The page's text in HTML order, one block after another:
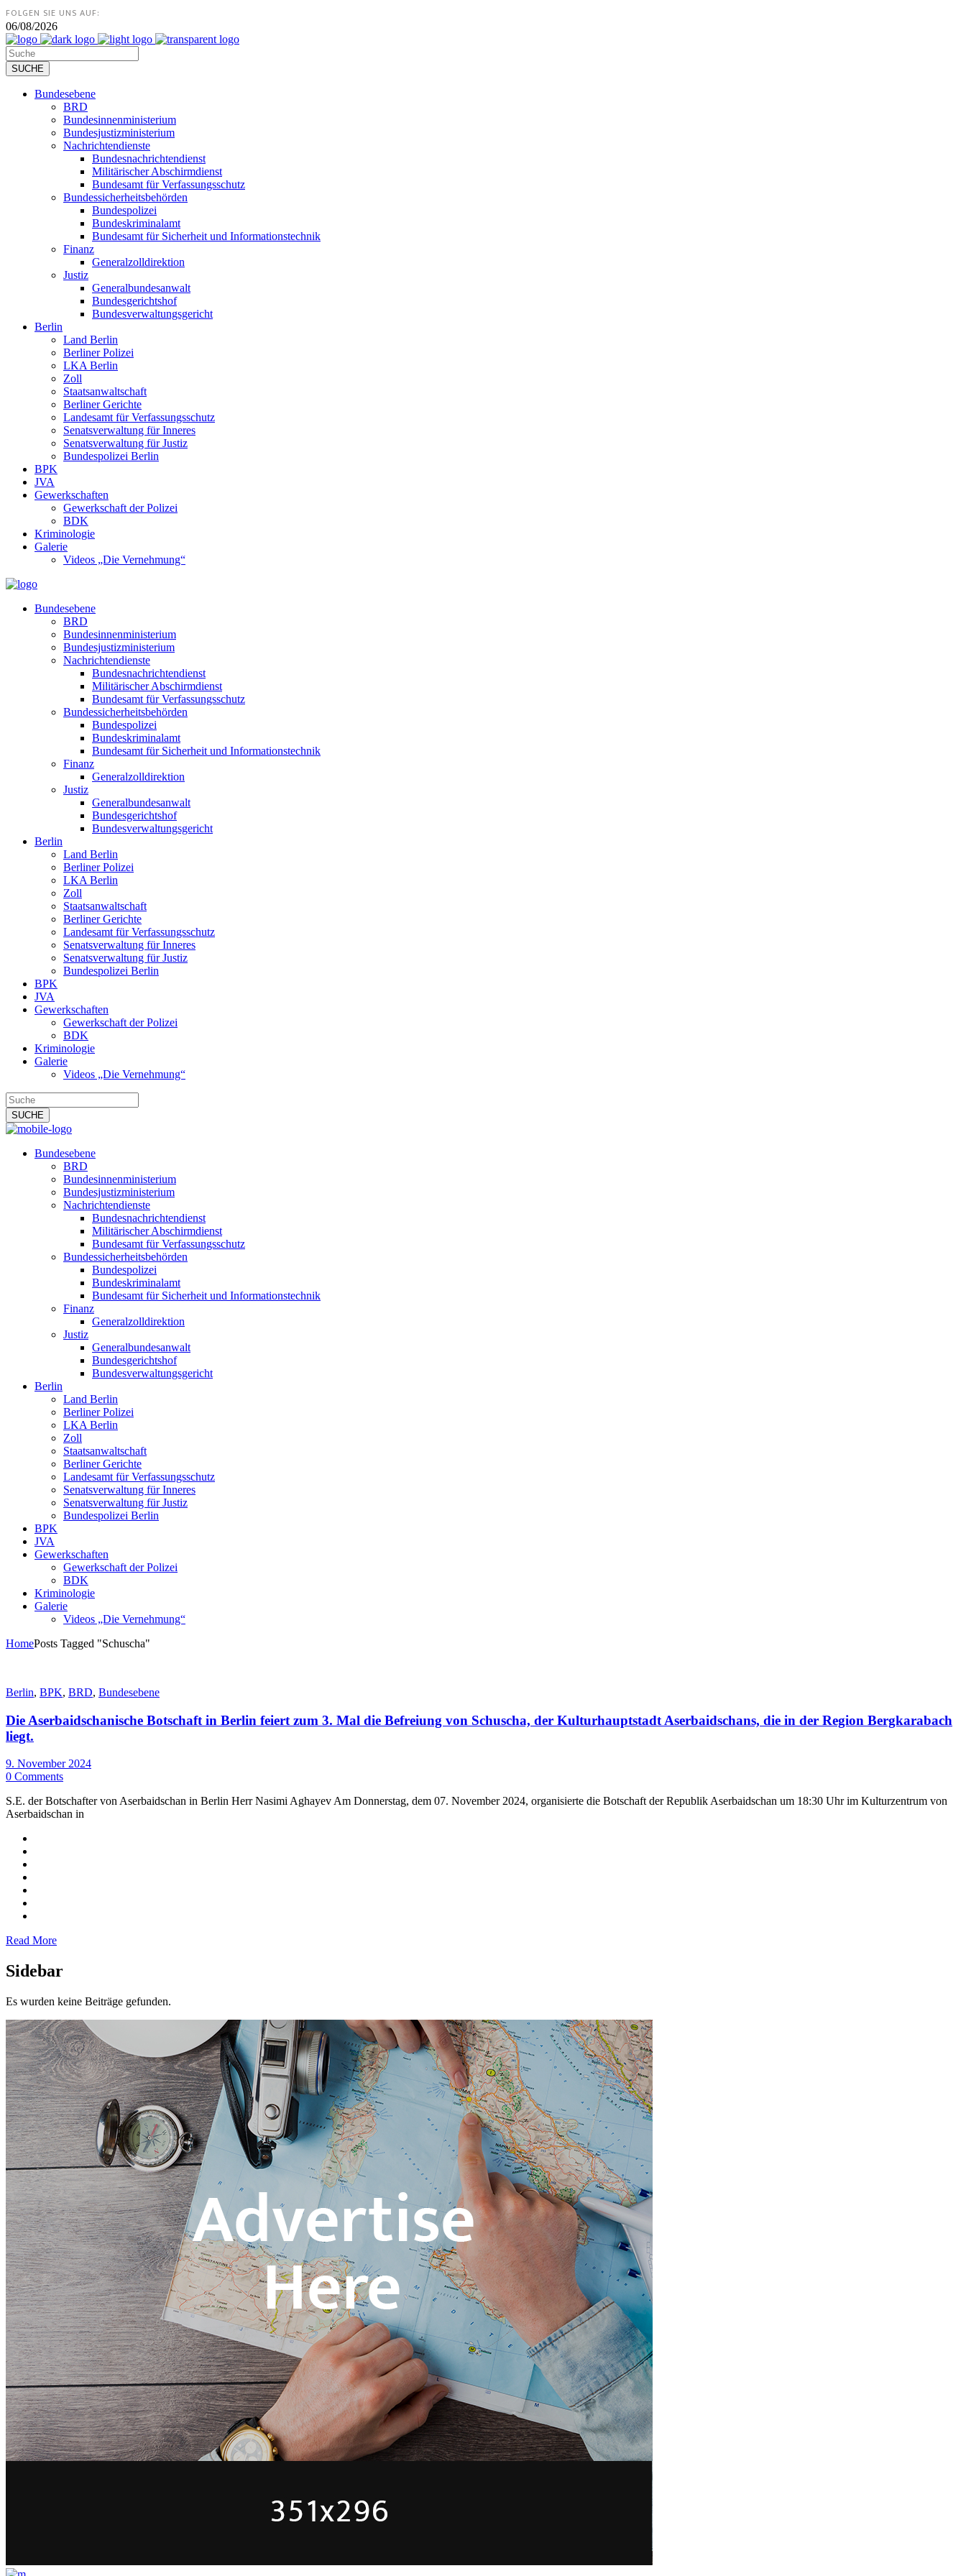
FOLGEN SIE UNS AUF:
06/08/2026
Bundesebene
BRD
Bundesinnenministerium
Bundesjustizministerium
Nachrichtendienste
Bundesnachrichtendienst
Militärischer Abschirmdienst
Bundesamt für Verfassungsschutz
Bundessicherheitsbehörden
Bundespolizei
Bundeskriminalamt
Bundesamt für Sicherheit und Informationstechnik
Finanz
Generalzolldirektion
Justiz
Generalbundesanwalt
Bundesgerichtshof
Bundesverwaltungsgericht
Berlin
Land Berlin
Berliner Polizei
LKA Berlin
Zoll
Staatsanwaltschaft
Berliner Gerichte
Landesamt für Verfassungsschutz
Senatsverwaltung für Inneres
Senatsverwaltung für Justiz
Bundespolizei Berlin
BPK
JVA
Gewerkschaften
Gewerkschaft der Polizei
BDK
Kriminologie
Galerie
Videos „Die Vernehmung“
Bundesebene
BRD
Bundesinnenministerium
Bundesjustizministerium
Nachrichtendienste
Bundesnachrichtendienst
Militärischer Abschirmdienst
Bundesamt für Verfassungsschutz
Bundessicherheitsbehörden
Bundespolizei
Bundeskriminalamt
Bundesamt für Sicherheit und Informationstechnik
Finanz
Generalzolldirektion
Justiz
Generalbundesanwalt
Bundesgerichtshof
Bundesverwaltungsgericht
Berlin
Land Berlin
Berliner Polizei
LKA Berlin
Zoll
Staatsanwaltschaft
Berliner Gerichte
Landesamt für Verfassungsschutz
Senatsverwaltung für Inneres
Senatsverwaltung für Justiz
Bundespolizei Berlin
BPK
JVA
Gewerkschaften
Gewerkschaft der Polizei
BDK
Kriminologie
Galerie
Videos „Die Vernehmung“
Bundesebene
BRD
Bundesinnenministerium
Bundesjustizministerium
Nachrichtendienste
Bundesnachrichtendienst
Militärischer Abschirmdienst
Bundesamt für Verfassungsschutz
Bundessicherheitsbehörden
Bundespolizei
Bundeskriminalamt
Bundesamt für Sicherheit und Informationstechnik
Finanz
Generalzolldirektion
Justiz
Generalbundesanwalt
Bundesgerichtshof
Bundesverwaltungsgericht
Berlin
Land Berlin
Berliner Polizei
LKA Berlin
Zoll
Staatsanwaltschaft
Berliner Gerichte
Landesamt für Verfassungsschutz
Senatsverwaltung für Inneres
Senatsverwaltung für Justiz
Bundespolizei Berlin
BPK
JVA
Gewerkschaften
Gewerkschaft der Polizei
BDK
Kriminologie
Galerie
Videos „Die Vernehmung“
HomePosts Tagged "Schuscha"
Berlin, BPK, BRD, Bundesebene
Die Aserbaidschanische Botschaft in Berlin feiert zum 3. Mal die Befreiung von Schuscha, der Kulturhauptstadt Aserbaidschans, die in der Region Bergkarabach
liegt.
9. November 2024
0 Comments
S.E. der Botschafter von Aserbaidschan in Berlin Herr Nasimi Aghayev Am Donnerstag, dem 07. November 2024, organisierte die Botschaft der Republik Aserbaidschan um 18:30 Uhr im Kulturzentrum von
Aserbaidschan in
Read More
Sidebar
Es wurden keine Beiträge gefunden.